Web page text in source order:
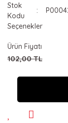
Stok
Kodu
Seçenekler
Ürün Fiyatı
102,00 TL